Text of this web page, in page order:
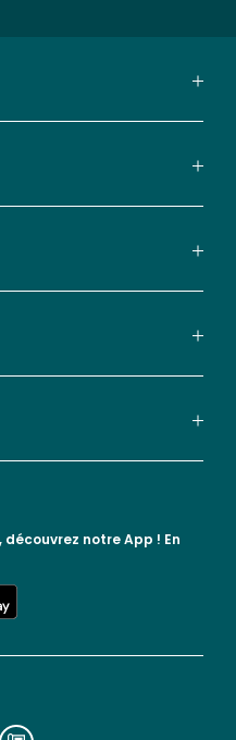
lien vers le blog la redoute
notre App ! En